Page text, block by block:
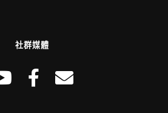
社群媒體